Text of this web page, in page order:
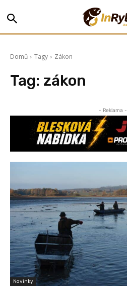
Domů Tagy Zákon
Tag: zákon
- Reklama -
Novinky